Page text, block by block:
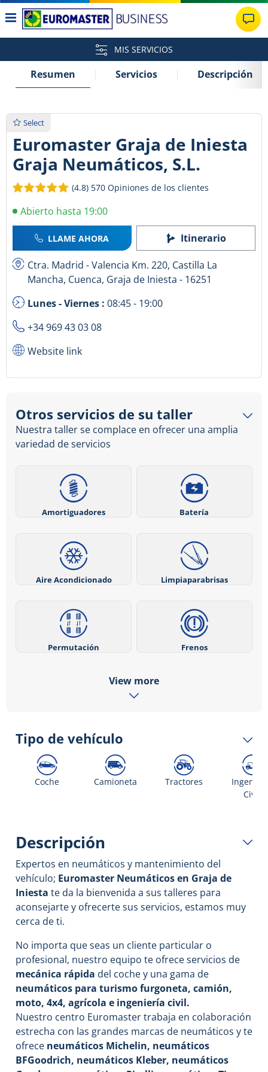
MIS SERVICIOS
Resumen Servicios Descripción
Select
Euromaster Graja de Iniesta
Graja Neumáticos, S.L.
(4.8) 570 Opiniones de los clientes
Abierto hasta 19:00
LLAME AHORA Itinerario
Ctra. Madrid - Valencia Km. 220, Castilla La
Mancha, Cuenca, Graja de Iniesta - 16251
Lunes - Viernes : 08:45 - 19:00
+34 969 43 03 08
Website link
Otros servicios de su taller
Nuestra taller se complace en ofrecer una amplia
variedad de servicios
Amortiguadores Batería
Aire Acondicionado Limpiaparabrisas
Permutación Frenos
View more
Tipo de vehículo
Coche Camioneta Tractores
Civil
Descripción
Expertos en neumáticos y mantenimiento del
vehículo; Euromaster Neumáticos en Graja de
Iniesta te da la bienvenida a sus talleres para
aconsejarte y ofrecerte sus servicios, estamos muy
cerca de ti.
No importa que seas un cliente particular o
profesional, nuestro equipo te ofrece servicios de
mecánica rápida del coche y una gama de
neumáticos para turismo furgoneta, camión,
moto, 4x4, agrícola e ingeniería civil.
Nuestro centro Euromaster trabaja en colaboración
estrecha con las grandes marcas de neumáticos y te
ofrece neumáticos Michelin, neumáticos
BFGoodrich, neumáticos Kleber, neumáticos